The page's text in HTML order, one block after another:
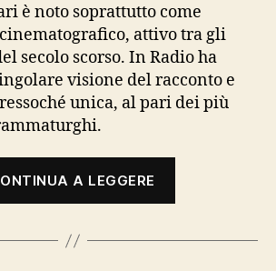
è noto soprattutto come
attivo tra gli
secolo scorso. In Radio ha
visione del racconto e
unica, al pari dei più
A LEGGERE